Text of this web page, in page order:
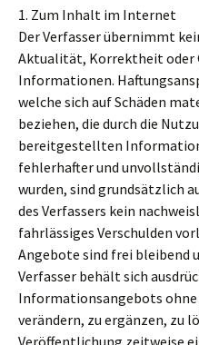
1. Zum Inhalt im Internet
Der Verfasser übernimmt
Aktualität, Korrektheit
Informationen.
welche sich auf Schäden
beziehen, die durch die
bereitgestellten
fehlerhafter und
wurden, sind grundsätzlich
des Verfassers kein
fahrlässiges Verschulden
Angebote sind frei bleibend
Verfasser behält sich
Informationsangebots ohne
verändern, zu ergänzen, zu
Veröffentlichung zeitweise